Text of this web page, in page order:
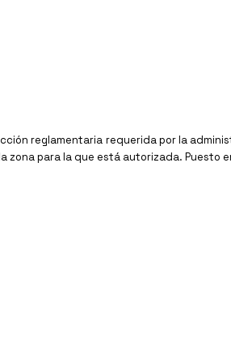
reglamentaria requerida por la
para la que está autorizada. Puesto